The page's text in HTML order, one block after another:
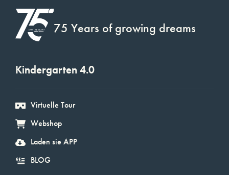
75 Years of growing dreams
Kindergarten 4.0
Virtuelle Tour
Webshop
Laden sie APP
BLOG